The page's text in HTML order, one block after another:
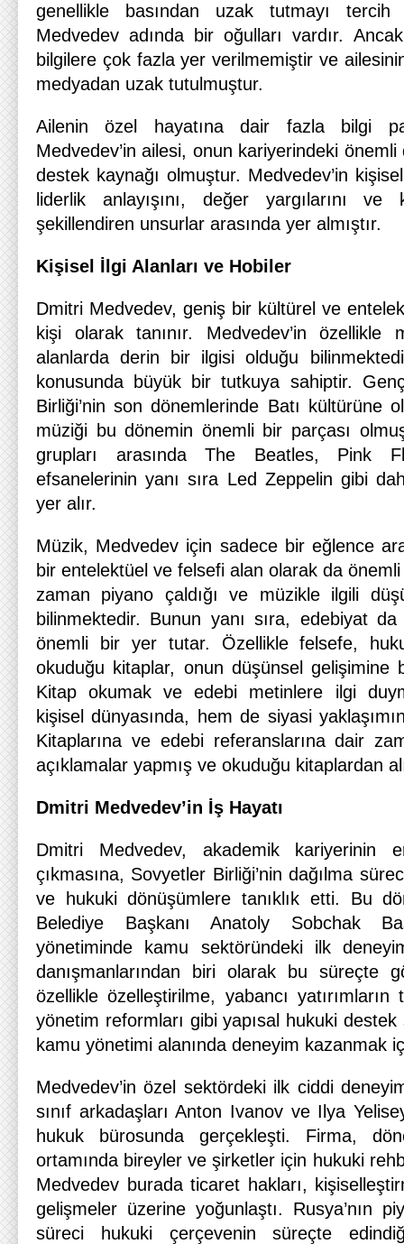
genellikle basından uzak tutmayı
Medvedev adında bir oğulları vardır.
bilgilere çok fazla yer verilmemiştir ve
medyadan uzak tutulmuştur.
Ailenin özel hayatına dair fazla bilgi
Medvedev’in ailesi, onun kariyerindeki
destek kaynağı olmuştur. Medvedev’in
liderlik anlayışını, değer yargılarını
şekillendiren unsurlar arasında yer almıştır.
Kişisel İlgi Alanları ve Hobiler
Dmitri Medvedev, geniş bir kültürel ve
kişi olarak tanınır. Medvedev’in
alanlarda derin bir ilgisi olduğu
konusunda büyük bir tutkuya sahiptir.
Birliği’nin son dönemlerinde Batı kültürüne
müziği bu dönemin önemli bir parçası
grupları arasında The Beatles, Pink
efsanelerinin yanı sıra Led Zeppelin gibi
yer alır.
Müzik, Medvedev için sadece bir eğlence
bir entelektüel ve felsefi alan olarak da
zaman piyano çaldığı ve müzikle ilgili
bilinmektedir. Bunun yanı sıra, edebiyat da
önemli bir yer tutar. Özellikle felsefe,
okuduğu kitaplar, onun düşünsel gelişimine
Kitap okumak ve edebi metinlere ilgi
kişisel dünyasında, hem de siyasi
Kitaplarına ve edebi referanslarına dair
açıklamalar yapmış ve okuduğu kitaplardan
Dmitri Medvedev’in İş Hayatı
Dmitri Medvedev, akademik kariyerinin
çıkmasına, Sovyetler Birliği’nin dağılma
ve hukuki dönüşümlere tanıklık etti. Bu
Belediye Başkanı Anatoly Sobchak
yönetiminde kamu sektöründeki ilk
danışmanlarından biri olarak bu süreçte
özellikle özelleştirilme, yabancı
yönetim reformları gibi yapısal hukuki
kamu yönetimi alanında deneyim kazanmak
Medvedev’in özel sektördeki ilk ciddi
sınıf arkadaşları Anton Ivanov ve Ilya
hukuk bürosunda gerçekleşti. Firma,
ortamında bireyler ve şirketler için hukuki
Medvedev burada ticaret hakları,
gelişmeler üzerine yoğunlaştı. Rusya’nın
süreci hukuki çerçevenin süreçte